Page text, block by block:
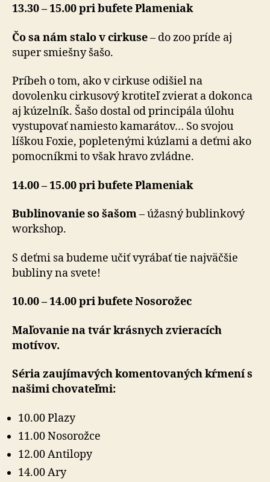
13.30 – 15.00 pri bufete Plameniak
Čo sa nám stalo v cirkuse– do zoo príde aj
super smiešny šašo.
Príbeh o tom, ako v cirkuse odišiel na
dovolenku cirkusový krotiteľ zvierat a dokonca
aj kúzelník. Šašo dostal od principála úlohu
vystupovať namiesto kamarátov… So svojou
líškou Foxie, popletenými kúzlami a deťmi ako
pomocníkmi to však hravo zvládne.
14.00 – 15.00 pri bufete Plameniak
Bublinovanie so šašom– úžasný bublinkový
workshop.
S deťmi sa budeme učiť vyrábať tie najväčšie
bubliny na svete!
10.00 – 14.00 pri bufete Nosorožec
Maľovanie na tvár krásnych zvieracích
motívov.
Séria zaujímavých komentovaných kŕmení s
našimi chovateľmi:
10.00 Plazy
11.00 Nosorožce
12.00 Antilopy
14.00 Ary